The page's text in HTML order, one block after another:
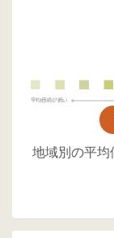
地域別の平